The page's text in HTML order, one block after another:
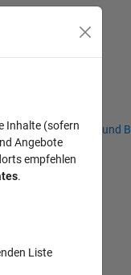
Studierende und
Inhalte (sofern
Angebote
empfehlen
.
Liste